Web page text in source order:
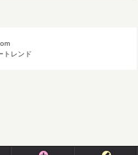
トレンド